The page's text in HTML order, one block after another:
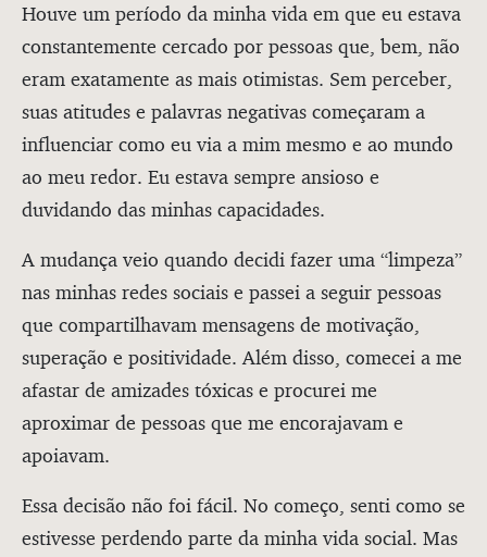
Houve um período da minha vida em que eu estava
constantemente cercado por pessoas que, bem, não
eram exatamente as mais otimistas. Sem perceber,
suas atitudes e palavras negativas começaram a
influenciar como eu via a mim mesmo e ao mundo
ao meu redor. Eu estava sempre ansioso e
duvidando das minhas capacidades.
A mudança veio quando decidi fazer uma “limpeza”
nas minhas redes sociais e passei a seguir pessoas
que compartilhavam mensagens de motivação,
superação e positividade. Além disso, comecei a me
afastar de amizades tóxicas e procurei me
aproximar de pessoas que me encorajavam e
apoiavam.
Essa decisão não foi fácil. No começo, senti como se
estivesse perdendo parte da minha vida social. Mas